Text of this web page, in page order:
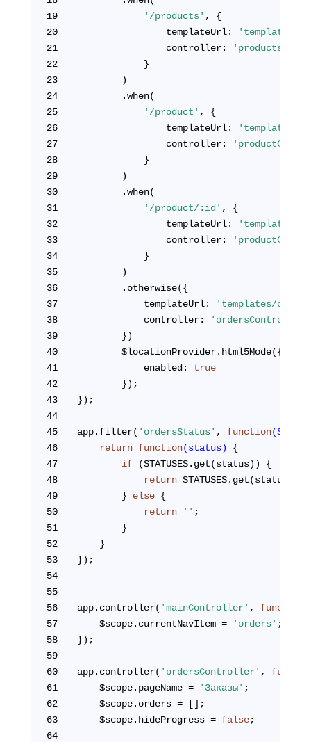
19
'/products' , {
20
				templateUrl:
'templates/
21
			    controller:
22
			}
23
		)
24
		.when(
25
'/product' , {
26
				templateUrl:
'templates/
27
				controller:
28
			}
29
		)
30
		.when(
31
'/product/:id' , {
32
				templateUrl:
'templates/
33
				controller:
34
			}
35
		)
36
		.otherwise({
37
			templateUrl:
'templates/
38
			controller:
'ordersController'
39
        })
40
		$locationProvider.html5Mode({
41
			enabled:
true
42
		});
43
});
44
45
app.filter( 'ordersStatus' , function
46
return function(status)
{
47
if (STATUSES.get(status)) {
48
return STATUSES.get(status);
49
		}
else {
50
return '' ;
51
		}
52
	}
53
});
54
55
56
app.controller( 'mainController' , function
57
	$scope.currentNavItem =
'orders' ;
58
});
59
60
app.controller( 'ordersController' ,
61
	$scope.pageName =
'Заказы' ;
62
	$scope.orders = [];
63
	$scope.hideProgress =
false;
64